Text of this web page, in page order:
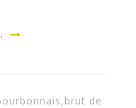
,brut de